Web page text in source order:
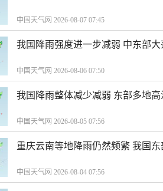
中国天气网 2026-08-07 07:45
我国降雨强度进一步减弱 中东部
中国天气网 2026-08-06 07:50
我国降雨整体减少减弱 东部多地
中国天气网 2026-08-05 07:56
重庆云南等地降雨仍然频繁 我国
中国天气网 2026-08-04 07:56